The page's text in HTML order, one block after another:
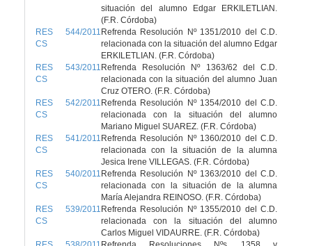
situación del alumno Edgar ERKILETLIAN.
(F.R. Córdoba)
RES 544/2011
CS
Refrenda Resolución Nº 1351/2010 del C.D.
relacionada con la situación del alumno Edgar
ERKILETLIAN. (F.R. Córdoba)
RES 543/2011
CS
Refrenda Resolución Nº 1363/62 del C.D.
relacionada con la situación del alumno Juan
Cruz OTERO. (F.R. Córdoba)
RES 542/2011
CS
Refrenda Resolución Nº 1354/2010 del C.D.
relacionada con la situación del alumno
Mariano Miguel SUAREZ. (F.R. Córdoba)
RES 541/2011
CS
Refrenda Resolución Nº 1360/2010 del C.D.
relacionada con la situación de la alumna
Jesica Irene VILLEGAS. (F.R. Córdoba)
RES 540/2011
CS
Refrenda Resolución Nº 1363/2010 del C.D.
relacionada con la situación de la alumna
María Alejandra REINOSO. (F.R. Córdoba)
RES 539/2011
CS
Refrenda Resolución Nº 1355/2010 del C.D.
relacionada con la situación del alumno
Carlos Miguel VIDAURRE. (F.R. Córdoba)